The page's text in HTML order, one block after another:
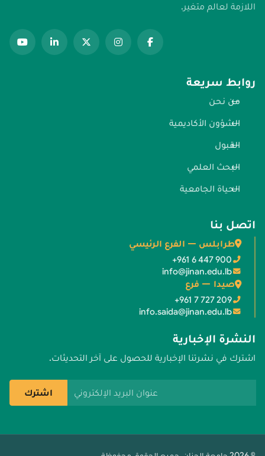
اللازمة لعالم متغير.
روابط سريعة
من نحن
الشؤون الأكاديمية
القبول
البحث العلمي
الحياة الجامعية
اتصل بنا
طرابلس — الفرع الرئيسي
+961 6 447 900
info@jinan.edu.lb
صيدا — فرع
+961 7 727 209
info.saida@jinan.edu.lb
النشرة الإخبارية
اشترك في نشرتنا الإخبارية للحصول على آخر التحديثات.
اشترك